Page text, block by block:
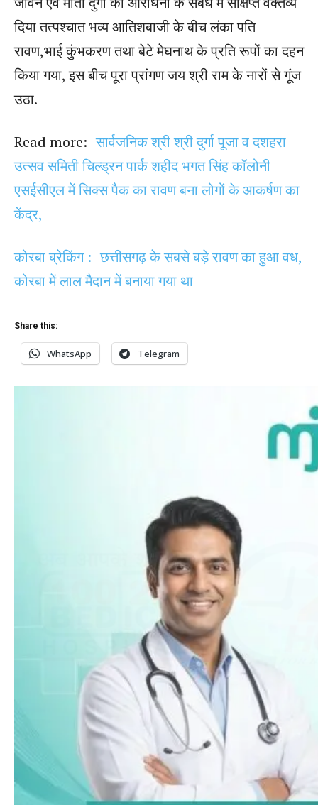
दिया तत्पश्चात भव्य आतिशबाजी के बीच लंका पति
रावण,भाई कुंभकरण तथा बेटे मेघनाथ के प्रति रूपों का दहन
किया गया, इस बीच पूरा प्रांगण जय श्री राम के नारों से गूंज
उठा.
Read more:-सार्वजनिक श्री श्री दुर्गा पूजा व दशहरा
उत्सव समिती चिल्ड्रन पार्क शहीद भगत सिंह कॉलोनी
एसईसीएल में सिक्स पैक का रावण बना लोगों के आकर्षण का
केंद्र,
कोरबा ब्रेकिंग :- छत्तीसगढ़ के सबसे बड़े रावण का हुआ वध,
कोरबा में लाल मैदान में बनाया गया था
Share this:
WhatsApp Telegram